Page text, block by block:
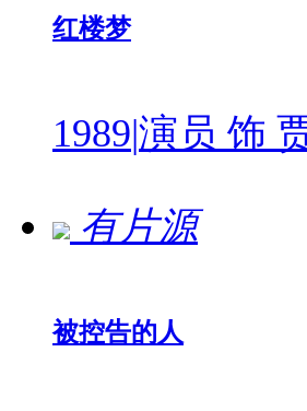
红楼梦
1989|演员 饰
有片源
被控告的人